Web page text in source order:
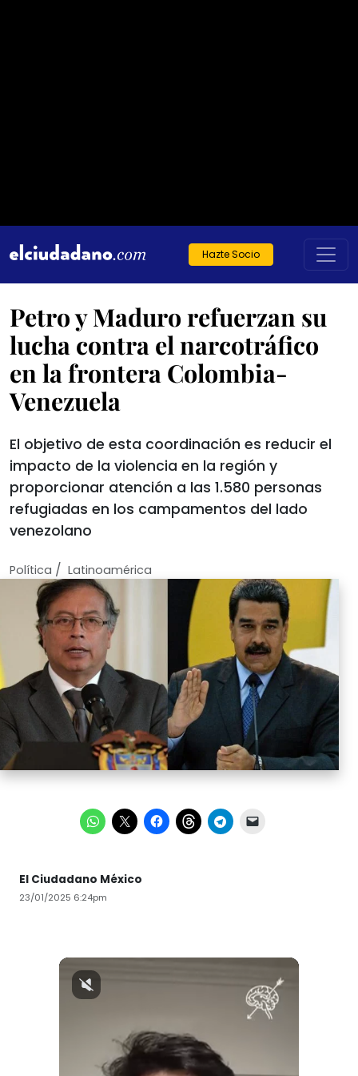
Hazte Socio
Petro y Maduro refuerzan su
lucha contra el narcotráfico
en la frontera Colombia-
Venezuela
El objetivo de esta coordinación es reducir el
impacto de la violencia en la región y
proporcionar atención a las 1.580 personas
refugiadas en los campamentos del lado
venezolano
Política / Latinoamérica
El Ciudadano México
23/01/2025 6:24pm